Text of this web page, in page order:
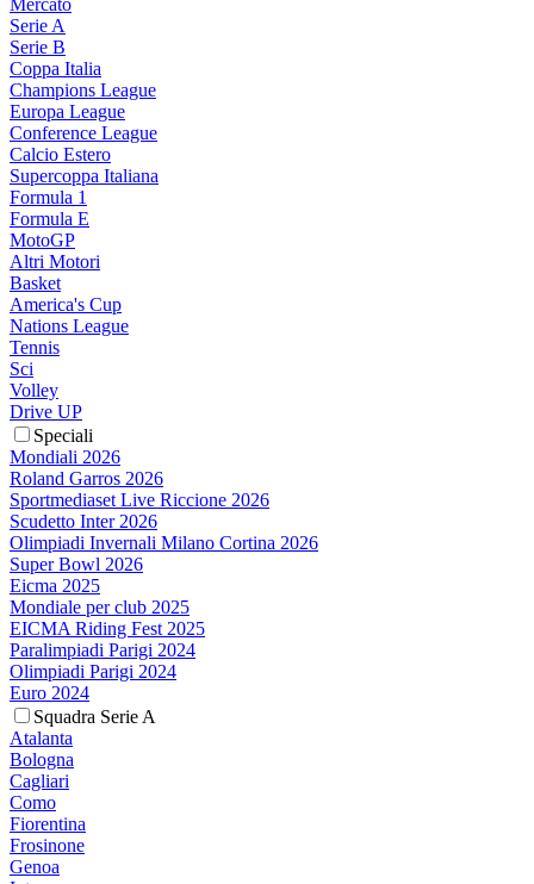
Serie A
Serie B
Coppa Italia
Champions League
Europa League
Conference League
Calcio Estero
Supercoppa Italiana
Formula 1
Formula E
MotoGP
Altri Motori
Basket
America's Cup
Nations League
Tennis
Sci
Volley
Drive UP
Speciali
Mondiali 2026
Roland Garros 2026
Sportmediaset Live Riccione 2026
Scudetto Inter 2026
Olimpiadi Invernali Milano Cortina 2026
Super Bowl 2026
Eicma 2025
Mondiale per club 2025
EICMA Riding Fest 2025
Paralimpiadi Parigi 2024
Olimpiadi Parigi 2024
Euro 2024
Squadra Serie A
Atalanta
Bologna
Cagliari
Como
Fiorentina
Frosinone
Genoa